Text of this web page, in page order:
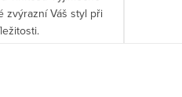
zvýrazní Váš styl při